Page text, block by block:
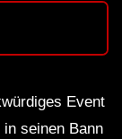
Event
seinen Bann